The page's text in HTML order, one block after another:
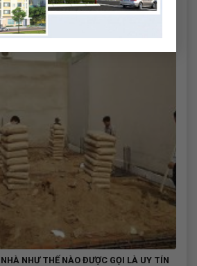
NHƯ THẾ NÀO ĐƯỢC GỌI LÀ UY TÍN